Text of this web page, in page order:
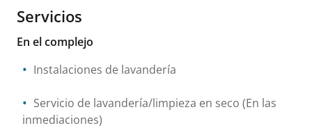
Servicios
En el complejo
Instalaciones de lavandería
Servicio de lavandería/limpieza en seco (En las
inmediaciones)